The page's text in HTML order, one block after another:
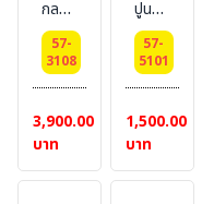
+
เพลท
ขนาด
6x6
นิ้ว
เมตร+เพลท
ขนาด
6x6
นิ้ว
กลม
พ่นสี
รอง
พื้น
กัน
สนิม
พ่นสี
57-
3108
3,900.00
บาท
ปูน
ขนาด
30x30x30
cm.
57-
5101
1,500.00
บาท